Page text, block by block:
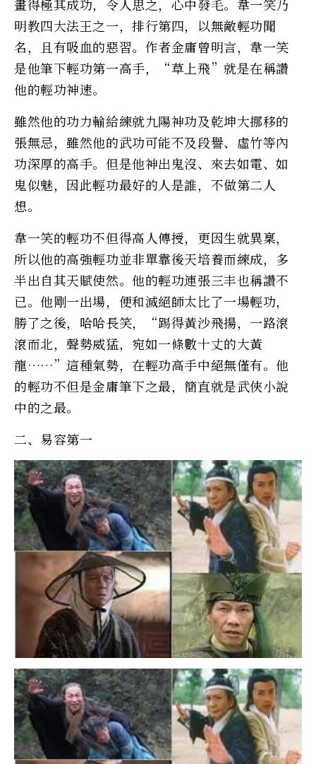
畫得極其成功，令人思之，心中發毛。韋一笑乃
明教四大法王之一，排行第四，以無敵輕功聞
名，且有吸血的惡習。作者金庸曾明言，韋一笑
是他筆下輕功第一高手，“草上飛”就是在稱讚
他的輕功神速。
雖然他的功力輸給練就九陽神功及乾坤大挪移的
張無忌，雖然他的武功可能不及段譽、虛竹等內
功深厚的高手。但是他神出鬼沒、來去如電、如
鬼似魅，因此輕功最好的人是誰，不做第二人
想。
韋一笑的輕功不但得高人傳授，更因生就異稟，
所以他的高強輕功並非單靠後天培養而練成，多
半出自其天賦使然。他的輕功連張三丰也稱讚不
已。他剛一出場，便和滅絕師太比了一場輕功，
勝了之後，哈哈長笑，“踢得黃沙飛揚，一路滾
滾而北，聲勢威猛，宛如一條數十丈的大黃
龍……”這種氣勢，在輕功高手中絕無僅有。他
的輕功不但是金庸筆下之最，簡直就是武俠小說
中的之最。
二、易容第一